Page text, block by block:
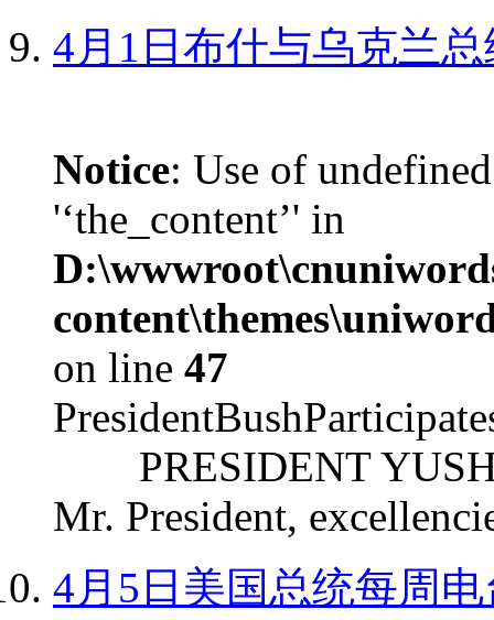
4月1日布什与乌克兰
Notice: Use of
'‘the_content’' in
on line 47
PRESIDENT
Mr. President,
4月5日美国总统每周